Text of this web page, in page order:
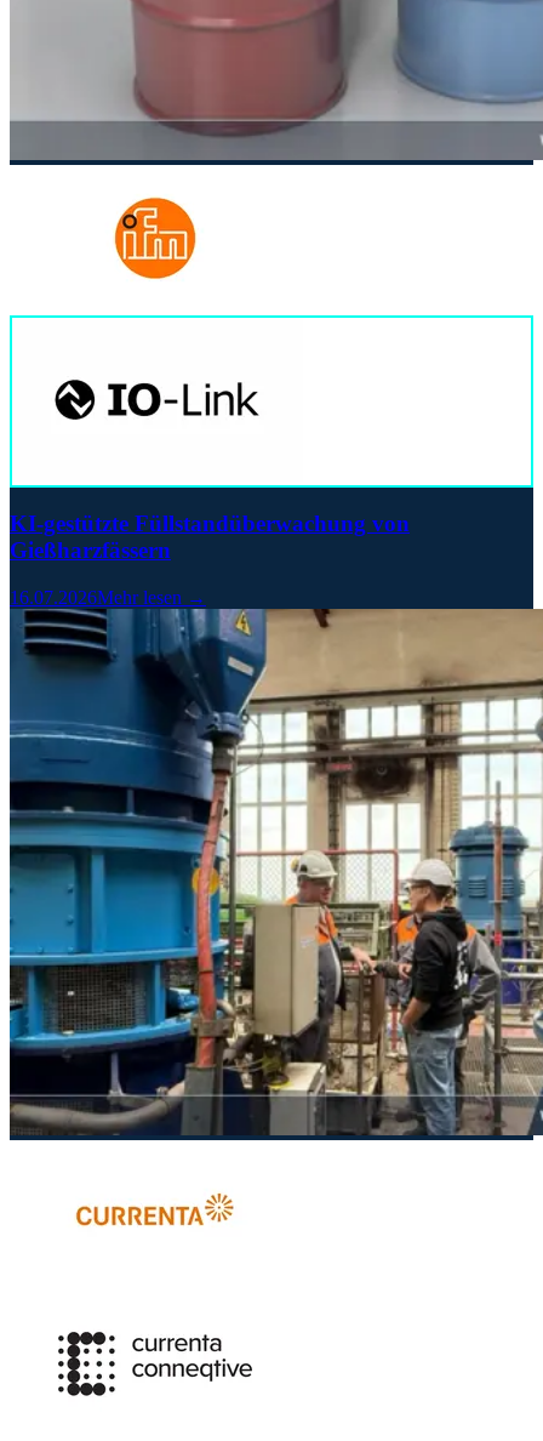
KI-gestützte Füllstandüberwachung von
Gießharzfässern
16.07.2026Mehr lesen →